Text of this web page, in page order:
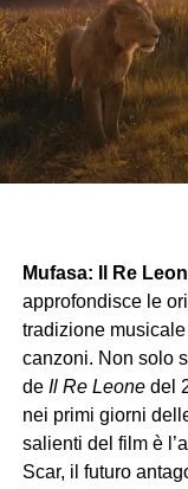
Mufasa: Il Re
approfondisce le
tradizione
canzoni. Non solo
de Il Re Leonedel
nei primi giorni
salienti del film è
Scar, il futuro